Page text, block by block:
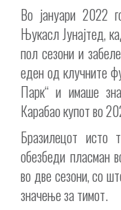
Во јануари 2022
Њукасл Јунајтед,
пол сезони и
еден од клучните
Парк“ и имаше
Карабао купот во
Бразилецот
обезбеди пласман
во две сезони, со
значење за тимот.